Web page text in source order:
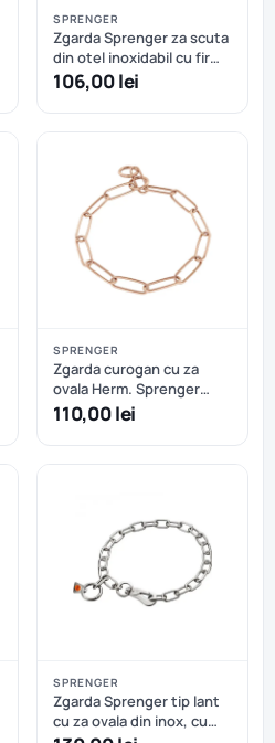
SPRENGER
Zgarda Sprenger za scuta
din otel inoxidabil cu fir
4.0 mm - 65 cm
106,00 lei
SPRENGER
Zgarda curogan cu za
ovala Herm. Sprenger
(51506) - 53 cm
110,00 lei
SPRENGER
Zgarda Sprenger tip lant
cu za ovala din inox, cu